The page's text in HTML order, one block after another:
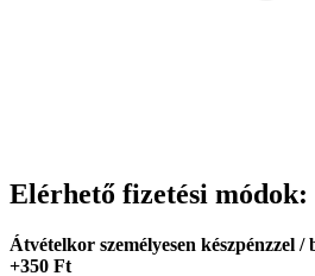
Elérhető fizetési módok:
Átvételkor személyesen készpénzzel
+350 Ft